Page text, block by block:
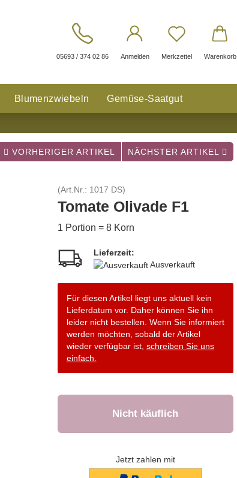
05693 / 374 02 86 Anmelden Merkzettel Warenkorb
Blumenzwiebeln Gemüse-Saatgut
VORHERIGER ARTIKEL NÄCHSTER ARTIKEL
(Art.Nr.: 1017 DS)
Tomate Olivade F1
1 Portion = 8 Korn
Lieferzeit:
Ausverkauft
Für diesen Artikel liegt uns aktuell kein
Lieferdatum vor. Daher können Sie ihn
leider nicht bestellen. Wenn Sie informiert
werden möchten, sobald der Artikel
wieder verfügbar ist, schreiben Sie uns
einfach.
Jetzt zahlen mit